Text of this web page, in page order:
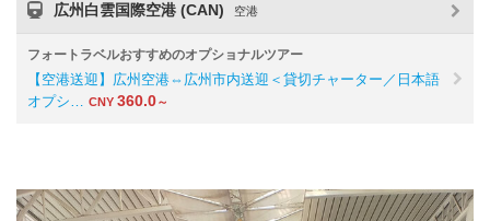
広州白雲国際空港 (CAN) 空港
フォートラベルおすすめのオプショナルツアー
【空港送迎】広州空港⇔広州市内送迎＜貸切チャーター／日本語
オプシ… CNY 360.0～